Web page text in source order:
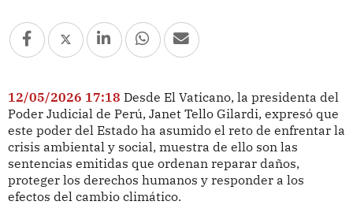
12/05/2026 17:18 Desde El Vaticano, la presidenta del
Poder Judicial de Perú, Janet Tello Gilardi, expresó que
este poder del Estado ha asumido el reto de enfrentar la
crisis ambiental y social, muestra de ello son las
sentencias emitidas que ordenan reparar daños,
proteger los derechos humanos y responder a los
efectos del cambio climático.